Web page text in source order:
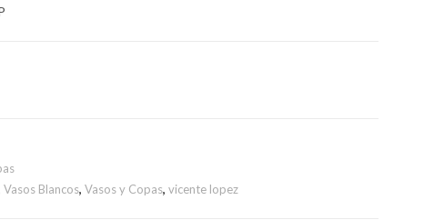
Vasos Blancos, Vasos y Copas, vicente lopez